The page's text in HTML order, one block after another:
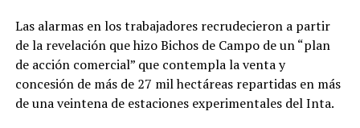
Las alarmas en los trabajadores recrudecieron a partir
de la revelación que hizo Bichos de Campo de un “plan
de acción comercial” que contempla la venta y
concesión de más de 27 mil hectáreas repartidas en más
de una veintena de estaciones experimentales del Inta.